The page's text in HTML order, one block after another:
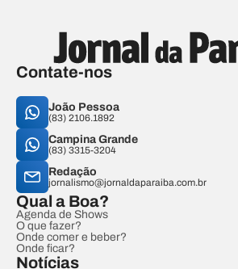
Contate-nos
João Pessoa
(83) 2106.1892
Campina Grande
(83) 3315-3204
Redação
jornalismo@jornaldaparaiba.com.br
Qual a Boa?
Agenda de Shows
O que fazer?
Onde comer e beber?
Onde ficar?
Notícias